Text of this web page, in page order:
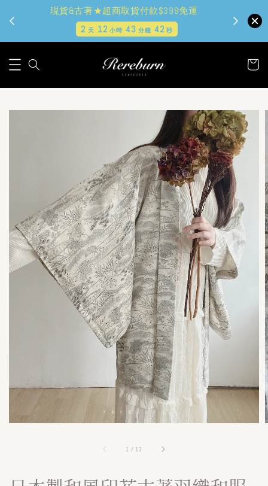
現貨&古著★超商取貨付款$399免運
2 天 12 小時 43 分鐘 40秒
1 / 12